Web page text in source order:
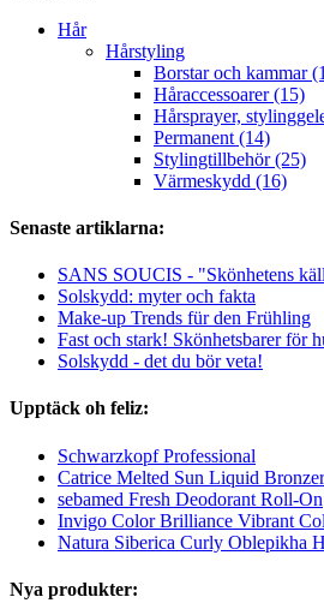
Hår
Hårstyling
Borstar och kammar
Håraccessoarer (15)
Hårsprayer,
Permanent (14)
Stylingtillbehör (25)
Värmeskydd (16)
Senaste artiklarna:
SANS SOUCIS - "Skönhetens
Solskydd: myter och fakta
Make-up Trends für den Frühling
Fast och stark! Skönhetsbarer för
Solskydd - det du bör veta!
Upptäck oh feliz:
Schwarzkopf Professional
Catrice Melted Sun Liquid Bronzer
sebamed Fresh Deodorant Roll-On
Invigo Color Brilliance Vibrant
Natura Siberica Curly Oblepikha
Nya produkter: